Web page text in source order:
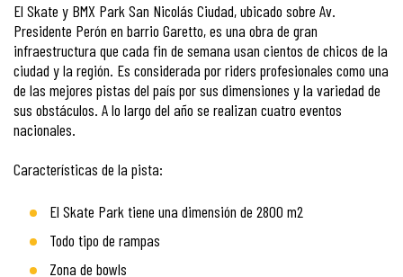
El Skate y BMX Park San Nicolás Ciudad, ubicado sobre Av.
Presidente Perón en barrio Garetto, es una obra de gran
infraestructura que cada fin de semana usan cientos de chicos de la
ciudad y la región. Es considerada por riders profesionales como una
de las mejores pistas del país por sus dimensiones y la variedad de
sus obstáculos. A lo largo del año se realizan cuatro eventos
nacionales.
Características de la pista:
El Skate Park tiene una dimensión de 2800 m2
Todo tipo de rampas
Zona de bowls